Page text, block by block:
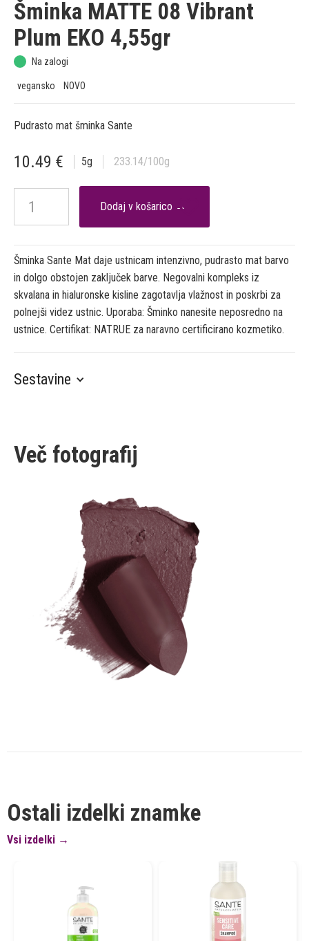
Šminka MATTE 08 Vibrant
Plum EKO 4,55gr
Na zalogi
vegansko NOVO
Pudrasto mat šminka Sante
10.49 € 5g 233.14/100g

Šminka Sante Mat daje ustnicam intenzivno, pudrasto mat barvo
in dolgo obstojen zaključek barve. Negovalni kompleks iz
skvalana in hialuronske kisline zagotavlja vlažnost in poskrbi za
polnejši videz ustnic. Uporaba: Šminko nanesite neposredno na
ustnice. Certifikat: NATRUE za naravno certificirano kozmetiko.
Sestavine
Več fotografij
Ostali izdelki znamke
Vsi izdelki →